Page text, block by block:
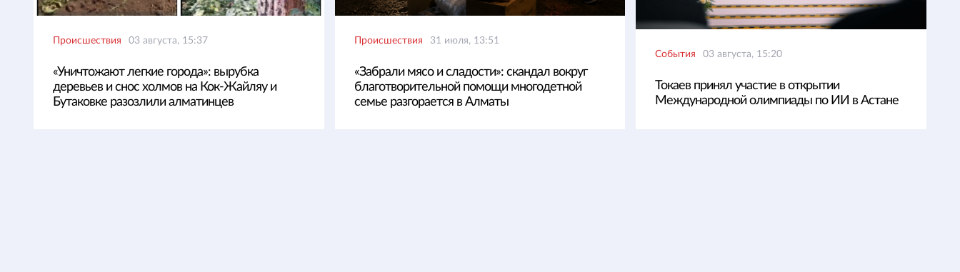
Происшествия 03 августа, 15:37
«Уничтожают легкие города»: вырубка
деревьев и снос холмов на Кок-Жайляу и
Бутаковке разозлили алматинцев
Происшествия 31 июля, 13:51
«Забрали мясо и сладости»: скандал вокруг
благотворительной помощи многодетной
семье разгорается в Алматы
События 03 августа, 15:20
Токаев принял участие в открытии
Международной олимпиады по ИИ в Астане